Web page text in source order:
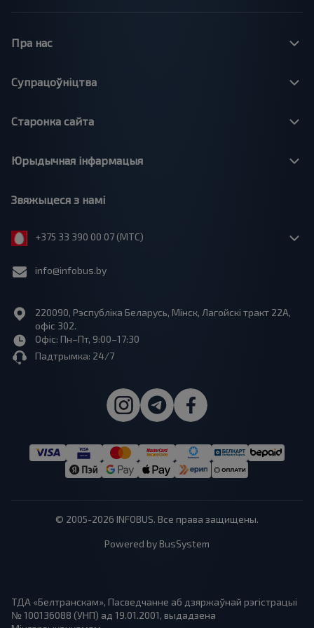
Пра нас
Супрацоўніцтва
Старонка сайта
Юрыдычная інфармацыя
Звяжыцеся з намі
+375 33 390 00 07 (МТС)
info@infobus.by
220090, Рэспубліка Беларусь, Мінск, Лагойскі тракт 22A,
офіс 302.
Офіс: Пн–Пт, 9:00–17:30
Падтрымка: 24/7
© 2005-2026 INFOBUS. Все права защищены.
Powered by BusSystem
ТДА «Белтранскам», Пасведчанне аб дзяржаўнай рэгістрацыі
№ 100136088 (УНП) ад 19.01.2001, выдадзена